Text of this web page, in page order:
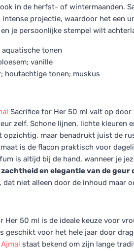
in de herfst- of wintermaanden.
intense projectie, waardoor het een
je persoonlijke stempel wilt
aquatische tonen
vanille
houtachtige tonen; muskus
Sacrifice for Her 50 ml valt op
zelf. Schone lijnen, lichte kleuren
opzichtig, maar benadrukt juist de
is de flacon praktisch voor
is altijd bij de hand, wanneer je
en elegantie van de geur
dat niet alleen door de inhoud maar
Her 50 ml is de ideale keuze voor
geschikt voor het hele jaar door
Ajmal staat bekend om zijn lange